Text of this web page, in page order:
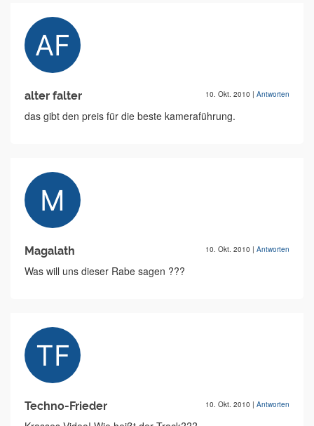
alter falter 10. Okt. 2010 | Antworten
das gibt den preis für die beste kameraführung.
Magalath 10. Okt. 2010 | Antworten
Was will uns dieser Rabe sagen ???
Techno-Frieder 10. Okt. 2010 | Antworten